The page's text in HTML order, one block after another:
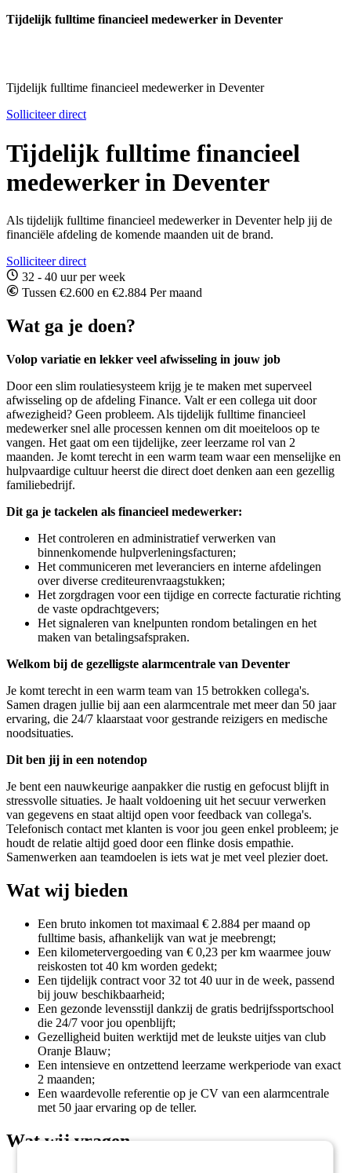
Tijdelijk fulltime financieel medewerker in Deventer
Tijdelijk fulltime financieel medewerker in Deventer
Solliciteer direct
Tijdelijk fulltime financieel
medewerker in Deventer
Als tijdelijk fulltime financieel medewerker in Deventer help jij de
financiële afdeling de komende maanden uit de brand.
Solliciteer direct
32 - 40 uur per week
Tussen €2.600 en €2.884 Per maand
Wat ga je doen?
Volop variatie en lekker veel afwisseling in jouw job
Door een slim roulatiesysteem krijg je te maken met superveel
afwisseling op de afdeling Finance. Valt er een collega uit door
afwezigheid? Geen probleem. Als tijdelijk fulltime financieel
medewerker snel alle processen kennen om dit moeiteloos op te
vangen. Het gaat om een tijdelijke, zeer leerzame rol van 2
maanden. Je komt terecht in een warm team waar een menselijke en
hulpvaardige cultuur heerst die direct doet denken aan een gezellig
familiebedrijf.
Dit ga je tackelen als financieel medewerker:
Het controleren en administratief verwerken van
binnenkomende hulpverleningsfacturen;
Het communiceren met leveranciers en interne afdelingen
over diverse crediteurenvraagstukken;
Het zorgdragen voor een tijdige en correcte facturatie richting
de vaste opdrachtgevers;
Het signaleren van knelpunten rondom betalingen en het
maken van betalingsafspraken.
Welkom bij de gezelligste alarmcentrale van Deventer
Je komt terecht in een warm team van 15 betrokken collega's.
Samen dragen jullie bij aan een alarmcentrale met meer dan 50 jaar
ervaring, die 24/7 klaarstaat voor gestrande reizigers en medische
noodsituaties.
Dit ben jij in een notendop
Je bent een nauwkeurige aanpakker die rustig en gefocust blijft in
stressvolle situaties. Je haalt voldoening uit het secuur verwerken
van gegevens en staat altijd open voor feedback van collega's.
Telefonisch contact met klanten is voor jou geen enkel probleem; je
houdt de relatie altijd goed door een flinke dosis empathie.
Samenwerken aan teamdoelen is iets wat je met veel plezier doet.
Wat wij bieden
Een bruto inkomen tot maximaal € 2.884 per maand op
fulltime basis, afhankelijk van wat je meebrengt;
Een kilometervergoeding van € 0,23 per km waarmee jouw
reiskosten tot 40 km worden gedekt;
Een tijdelijk contract voor 32 tot 40 uur in de week, passend
bij jouw beschikbaarheid;
Een gezonde levensstijl dankzij de gratis bedrijfssportschool
die 24/7 voor jou openblijft;
Gezelligheid buiten werktijd met de leukste uitjes van club
Oranje Blauw;
Een intensieve en ontzettend leerzame werkperiode van exact
2 maanden;
Een waardevolle referentie op je CV van een alarmcentrale
met 50 jaar ervaring op de teller.
Wat wij vragen